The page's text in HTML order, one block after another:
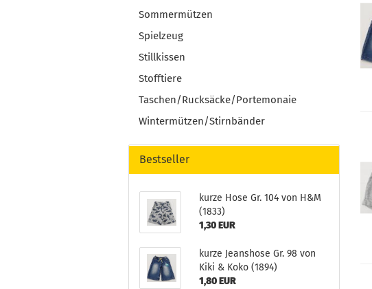
Sommermützen
Spielzeug
Stillkissen
Stofftiere
Taschen/Rucksäcke/Portemonaie
Wintermützen/Stirnbänder
Bestseller
kurze Hose Gr. 104 von H&M
(1833)
1,30 EUR
kurze Jeanshose Gr. 98 von
Kiki & Koko (1894)
1,80 EUR